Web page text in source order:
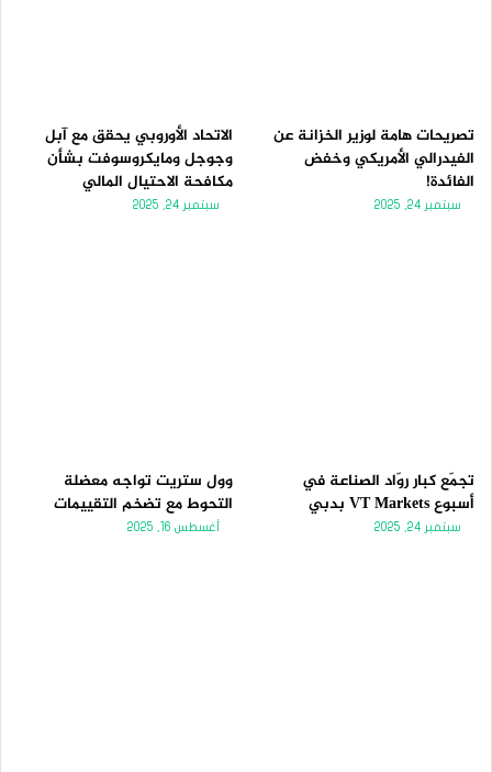
تصريحات هامة لوزير الخزانة عن
الفيدرالي الأمريكي وخفض
الفائدة!
سبتمبر 24, 2025
الاتحاد الأوروبي يحقق مع آبل
وجوجل ومايكروسوفت بشأن
مكافحة الاحتيال المالي
سبتمبر 24, 2025
تجمّع كبار روّاد الصناعة في
أسبوع VT Markets بدبي
سبتمبر 24, 2025
وول ستريت تواجه معضلة
التحوط مع تضخم التقييمات
أغسطس 16, 2025